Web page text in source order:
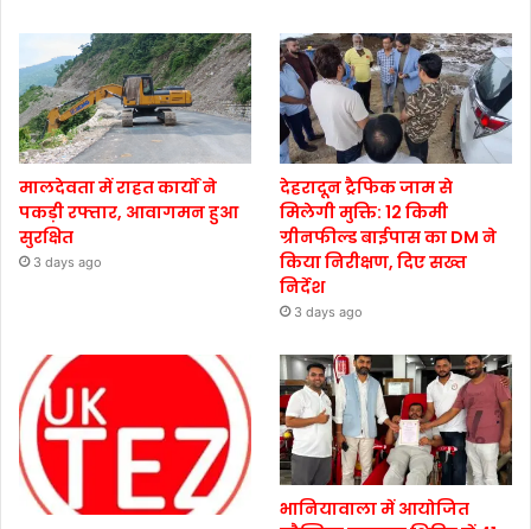
मालदेवता में राहत कार्यों ने
पकड़ी रफ्तार, आवागमन हुआ
सुरक्षित
3 days ago
देहरादून ट्रैफिक जाम से
मिलेगी मुक्ति: 12 किमी
ग्रीनफील्ड बाईपास का DM ने
किया निरीक्षण, दिए सख्त
निर्देश
3 days ago
भानियावाला में आयोजित